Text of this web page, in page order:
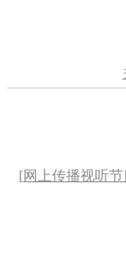
[网上传播视听节